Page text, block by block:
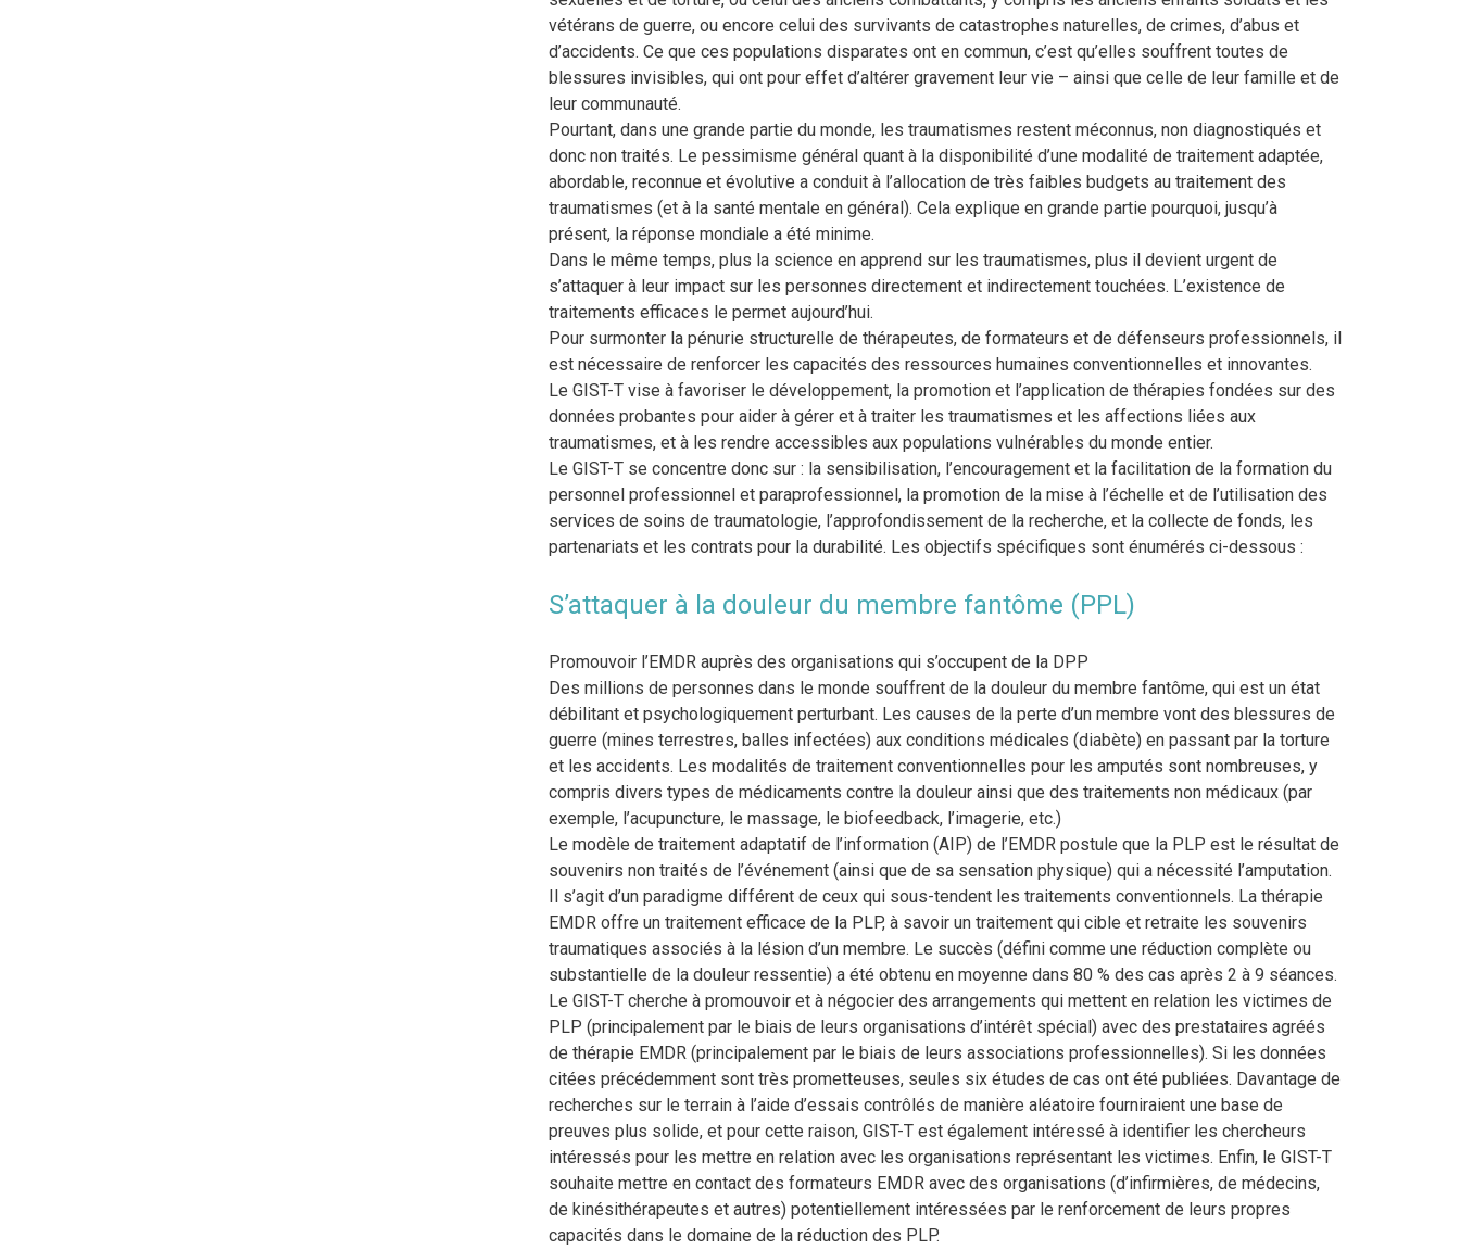
vétérans de guerre, ou encore celui des survivants de catastrophes naturelles, de crimes, d’abus et
d’accidents. Ce que ces populations disparates ont en commun, c’est qu’elles souffrent toutes de
blessures invisibles, qui ont pour effet d’altérer gravement leur vie – ainsi que celle de leur famille et de
leur communauté.
Pourtant, dans une grande partie du monde, les traumatismes restent méconnus, non diagnostiqués et
donc non traités. Le pessimisme général quant à la disponibilité d’une modalité de traitement adaptée,
abordable, reconnue et évolutive a conduit à l’allocation de très faibles budgets au traitement des
traumatismes (et à la santé mentale en général). Cela explique en grande partie pourquoi, jusqu’à
présent, la réponse mondiale a été minime.
Dans le même temps, plus la science en apprend sur les traumatismes, plus il devient urgent de
s’attaquer à leur impact sur les personnes directement et indirectement touchées. L’existence de
traitements efficaces le permet aujourd’hui.
Pour surmonter la pénurie structurelle de thérapeutes, de formateurs et de défenseurs professionnels, il
est nécessaire de renforcer les capacités des ressources humaines conventionnelles et innovantes.
Le GIST-T vise à favoriser le développement, la promotion et l’application de thérapies fondées sur des
données probantes pour aider à gérer et à traiter les traumatismes et les affections liées aux
traumatismes, et à les rendre accessibles aux populations vulnérables du monde entier.
Le GIST-T se concentre donc sur : la sensibilisation, l’encouragement et la facilitation de la formation du
personnel professionnel et paraprofessionnel, la promotion de la mise à l’échelle et de l’utilisation des
services de soins de traumatologie, l’approfondissement de la recherche, et la collecte de fonds, les
partenariats et les contrats pour la durabilité. Les objectifs spécifiques sont énumérés ci-dessous :
S’attaquer à la douleur du membre fantôme (PPL)
Promouvoir l’EMDR auprès des organisations qui s’occupent de la DPP
Des millions de personnes dans le monde souffrent de la douleur du membre fantôme, qui est un état
débilitant et psychologiquement perturbant. Les causes de la perte d’un membre vont des blessures de
guerre (mines terrestres, balles infectées) aux conditions médicales (diabète) en passant par la torture
et les accidents. Les modalités de traitement conventionnelles pour les amputés sont nombreuses, y
compris divers types de médicaments contre la douleur ainsi que des traitements non médicaux (par
exemple, l’acupuncture, le massage, le biofeedback, l’imagerie, etc.)
Le modèle de traitement adaptatif de l’information (AIP) de l’EMDR postule que la PLP est le résultat de
souvenirs non traités de l’événement (ainsi que de sa sensation physique) qui a nécessité l’amputation.
Il s’agit d’un paradigme différent de ceux qui sous-tendent les traitements conventionnels. La thérapie
EMDR offre un traitement efficace de la PLP, à savoir un traitement qui cible et retraite les souvenirs
traumatiques associés à la lésion d’un membre. Le succès (défini comme une réduction complète ou
substantielle de la douleur ressentie) a été obtenu en moyenne dans 80 % des cas après 2 à 9 séances.
Le GIST-T cherche à promouvoir et à négocier des arrangements qui mettent en relation les victimes de
PLP (principalement par le biais de leurs organisations d’intérêt spécial) avec des prestataires agréés
de thérapie EMDR (principalement par le biais de leurs associations professionnelles). Si les données
citées précédemment sont très prometteuses, seules six études de cas ont été publiées. Davantage de
recherches sur le terrain à l’aide d’essais contrôlés de manière aléatoire fourniraient une base de
preuves plus solide, et pour cette raison, GIST-T est également intéressé à identifier les chercheurs
intéressés pour les mettre en relation avec les organisations représentant les victimes. Enfin, le GIST-T
souhaite mettre en contact des formateurs EMDR avec des organisations (d’infirmières, de médecins,
de kinésithérapeutes et autres) potentiellement intéressées par le renforcement de leurs propres
capacités dans le domaine de la réduction des PLP.